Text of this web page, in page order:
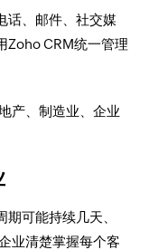
话、邮件、社交媒
Zoho CRM统一管理
产、制造业、企业
可能持续几天、
业清楚掌握每个客